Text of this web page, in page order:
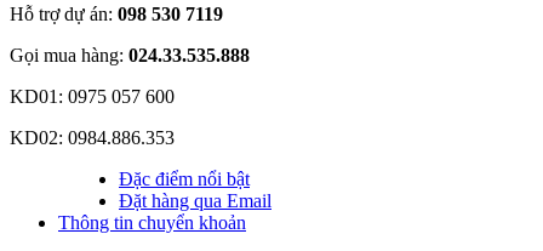
Hỗ trợ dự án: 098 530 7119
Gọi mua hàng: 024.33.535.888
KD01: 0975 057 600
KD02: 0984.886.353
Đặc điểm nổi bật
Đặt hàng qua Email
Thông tin chuyển khoản